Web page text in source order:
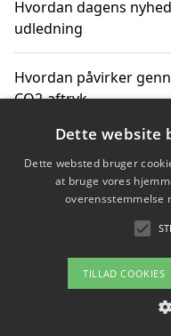
Hvordan dagens
udledning
Hvordan påvirker
CO2-aftryk
Hvordan nyheder om
hverdag
Om / kontakt
Dette website
Dette websted bruger
at bruge vores
overensstemmelse
TILLAD COOKIES